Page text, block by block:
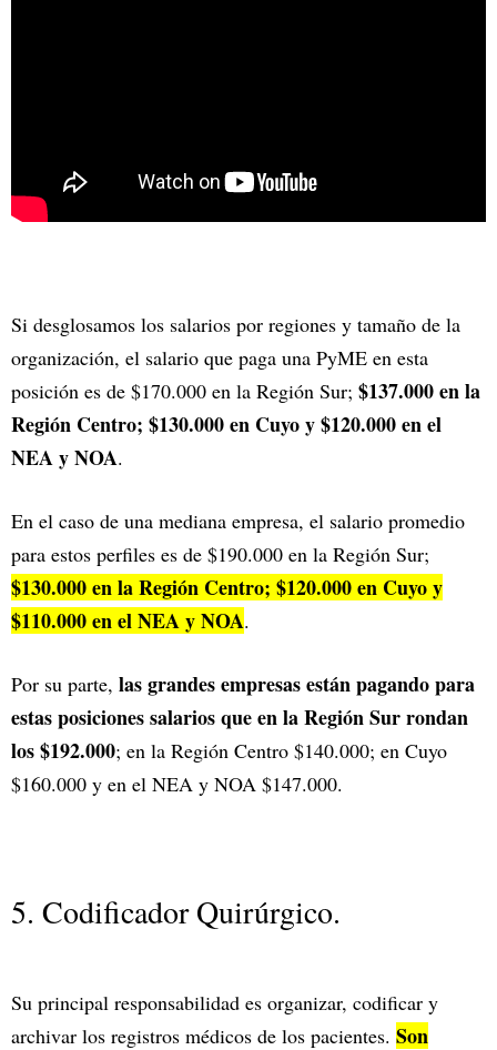
Si desglosamos los salarios por regiones y tamaño de la
organización, el salario que paga una PyME en esta
posición es de $170.000 en la Región Sur; $137.000 en la
Región Centro; $130.000 en Cuyo y $120.000 en el
NEA y NOA.
En el caso de una mediana empresa, el salario promedio
para estos perfiles es de $190.000 en la Región Sur;
$130.000 en la Región Centro; $120.000 en Cuyo y
$110.000 en el NEA y NOA.
Por su parte, las grandes empresas están pagando para
estas posiciones salarios que en la Región Sur rondan
los $192.000; en la Región Centro $140.000; en Cuyo
$160.000 y en el NEA y NOA $147.000.
5. Codificador Quirúrgico.
Su principal responsabilidad es organizar, codificar y
archivar los registros médicos de los pacientes. Son